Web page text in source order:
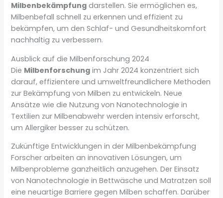
Milbenbekämpfung darstellen. Sie ermöglichen es,
Milbenbefall schnell zu erkennen und effizient zu
bekämpfen, um den Schlaf- und Gesundheitskomfort
nachhaltig zu verbessern.
Ausblick auf die Milbenforschung 2024
Die Milbenforschung im Jahr 2024 konzentriert sich
darauf, effizientere und umweltfreundlichere Methoden
zur Bekämpfung von Milben zu entwickeln. Neue
Ansätze wie die Nutzung von Nanotechnologie in
Textilien zur Milbenabwehr werden intensiv erforscht,
um Allergiker besser zu schützen.
Zukünftige Entwicklungen in der Milbenbekämpfung
Forscher arbeiten an innovativen Lösungen, um
Milbenprobleme ganzheitlich anzugehen. Der Einsatz
von Nanotechnologie in Bettwäsche und Matratzen soll
eine neuartige Barriere gegen Milben schaffen. Darüber